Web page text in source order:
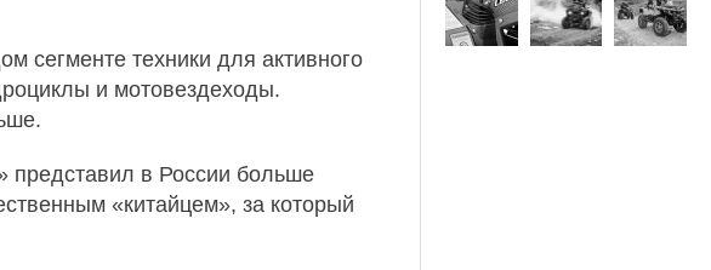
сегменте техники для активного
и мотовездеходы.
представил в России больше
«китайцем», за который